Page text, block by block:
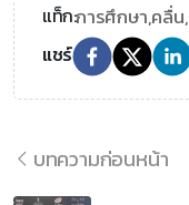
แท็ก:การศึกษา,คลื่น,
แชร์
บทความก่อนหน้า